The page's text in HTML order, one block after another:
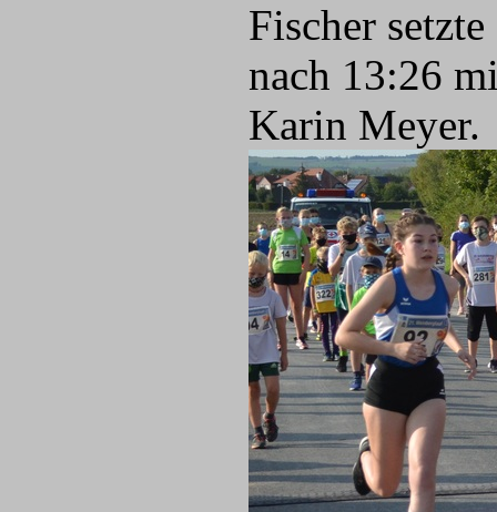
Fischer
nach 13:26
Karin Meyer.